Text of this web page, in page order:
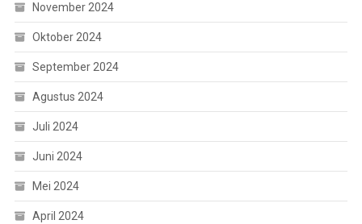
November 2024
Oktober 2024
September 2024
Agustus 2024
Juli 2024
Juni 2024
Mei 2024
April 2024